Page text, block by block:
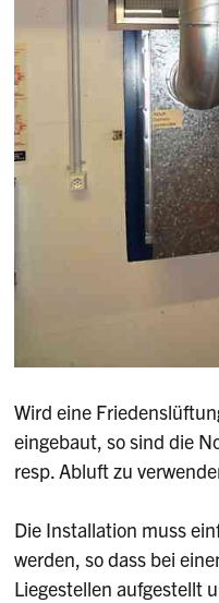
Wird eine
eingebaut, so sind die
resp. Abluft zu
Die Installation muss
werden, so dass bei
Liegestellen aufgestellt